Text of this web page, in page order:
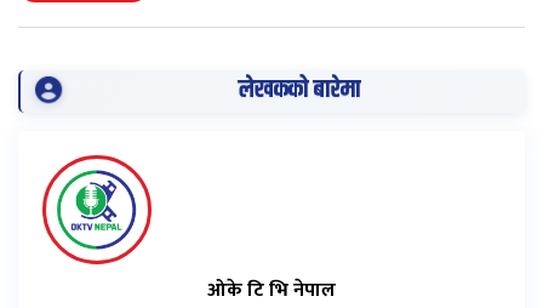
लेखकको बारेमा
ओके टि भि नेपाल